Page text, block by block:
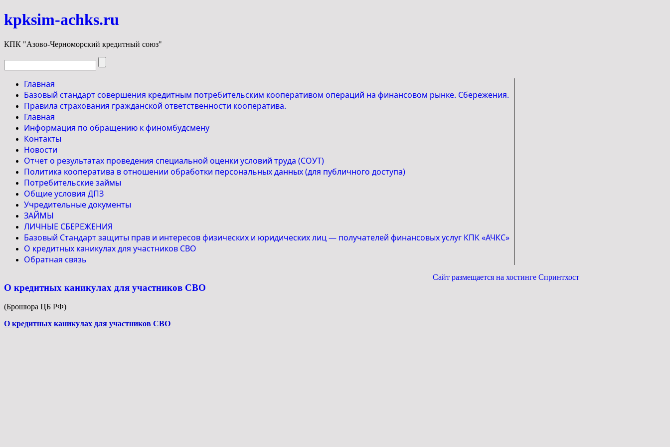
kpksim-achks.ru
КПК "Азово-Черноморский кредитный союз"
Главная
Базовый стандарт совершения кредитным потребительским кооперативом операций на финансовом рынке. Сбережения.
Правила страхования гражданской ответственности кооператива.
Главная
Информация по обращению к финомбудсмену
Контакты
Новости
Отчет о результатах проведения специальной оценки условий труда (СОУТ)
Политика кооператива в отношении обработки персональных данных (для публичного доступа)
Потребительские займы
Общие условия ДПЗ
Учредительные документы
ЗАЙМЫ
ЛИЧНЫЕ СБЕРЕЖЕНИЯ
Базовый Стандарт защиты прав и интересов физических и юридических лиц — получателей финансовых услуг КПК «АЧКС»
О кредитных каникулах для участников СВО
Обратная связь
О кредитных каникулах для участников СВО
(Брошюра ЦБ РФ)
О кредитных каникулах для участников СВО
Сайт размещается на хостинге Спринтхост